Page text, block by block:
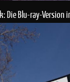
Die Blu-ray-Version